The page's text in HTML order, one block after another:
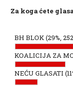
Za koga ćete
BH BLOK(29%,
KOALICIJA ZA
NEĆU GLASATI